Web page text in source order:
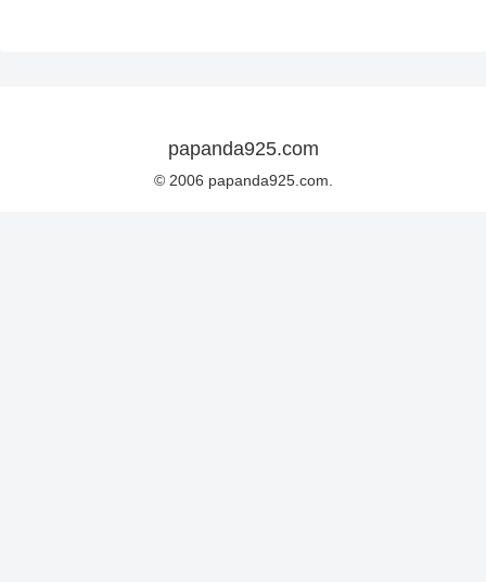
papanda925.com
© 2006 papanda925.com.